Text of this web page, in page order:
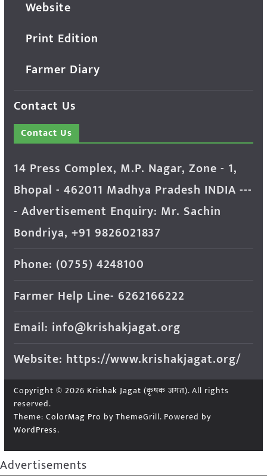
Website
Print Edition
Farmer Diary
Contact Us
Contact Us
14 Press Complex, M.P. Nagar, Zone - 1,
Bhopal - 462011 Madhya Pradesh INDIA ---
- Advertisement Enquiry: Mr. Sachin
Bondriya, +91 9826021837
Phone: (0755) 4248100
Farmer Help Line- 6262166222
Email: info@krishakjagat.org
Website: https://www.krishakjagat.org/
Copyright © 2026 Krishak Jagat (कृषक जगत). All rights
reserved.
Theme: ColorMag Pro by ThemeGrill. Powered by
WordPress.
Advertisements